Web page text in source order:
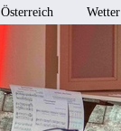
Österreich Wetter